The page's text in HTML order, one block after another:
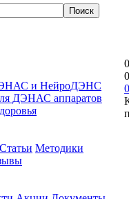
и НейроДЭНС
ДЭНАС аппаратов
Статьи Методики
0
0
0